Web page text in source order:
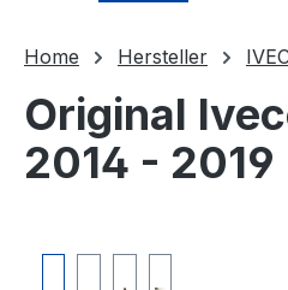
Home Hersteller
Original
2014 - 2019